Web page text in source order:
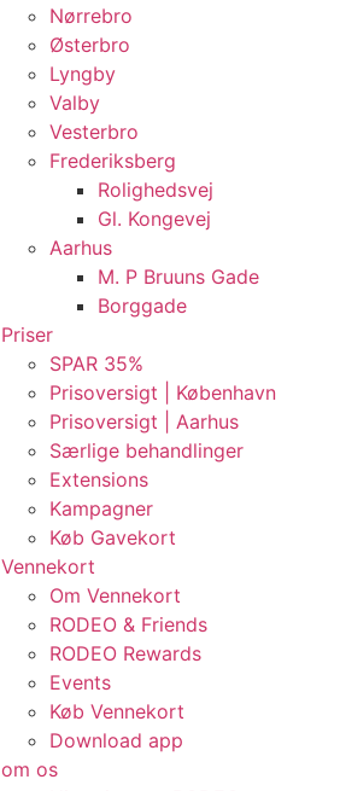
Nørrebro
Østerbro
Lyngby
Valby
Vesterbro
Frederiksberg
Rolighedsvej
Gl. Kongevej
Aarhus
M. P Bruuns Gade
Borggade
Priser
SPAR 35%
Prisoversigt | København
Prisoversigt | Aarhus
Særlige behandlinger
Extensions
Kampagner
Køb Gavekort
Vennekort
Om Vennekort
RODEO & Friends
RODEO Rewards
Events
Køb Vennekort
Download app
om os